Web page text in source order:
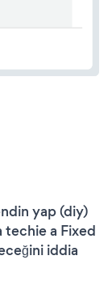
yap (diy)
a Fixed
iddia